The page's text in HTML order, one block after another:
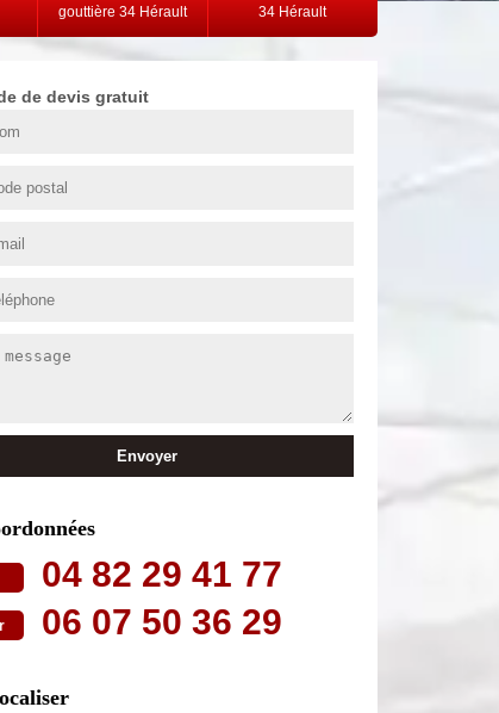
gouttière 34 Hérault
34 Hérault
de devis gratuit
04 82 29 41 77
06 07 50 36 29